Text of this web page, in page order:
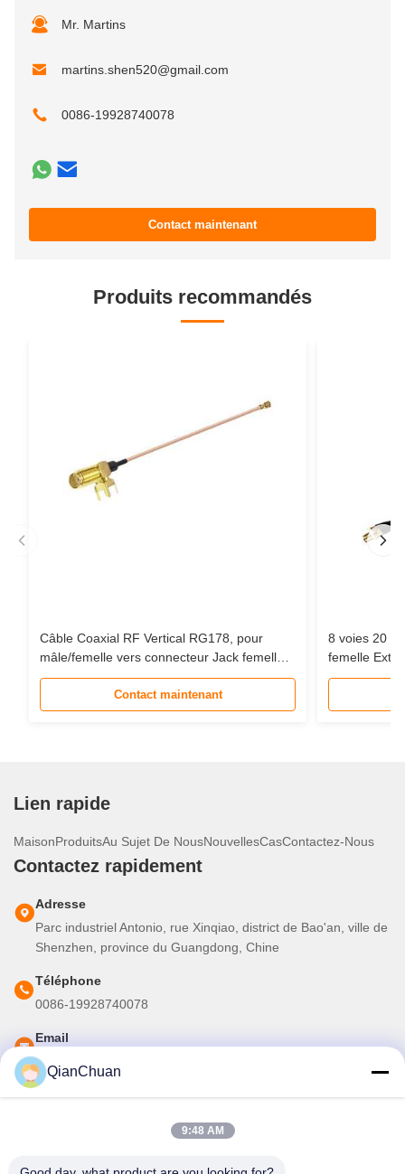
Mr. Martins
martins.shen520@gmail.com
0086-19928740078
Contact maintenant
Produits recommandés
Câble Coaxial RF Vertical RG178, pour
mâle/femelle vers connecteur Jack femelle
MHF-1, câble d'extension en queue de
Contact maintenant
8 voies 20
femelle
câble
Lien rapide
MaisonProduitsAu Sujet De NousNouvellesCasContactez-Nous
Contactez rapidement
Adresse
Parc industriel Antonio, rue Xinqiao, district de Bao'an, ville de
Shenzhen, province du Guangdong, Chine
Téléphone
0086-19928740078
Email
martins.shen520@gmail.com
QianChuan
9:48 AM